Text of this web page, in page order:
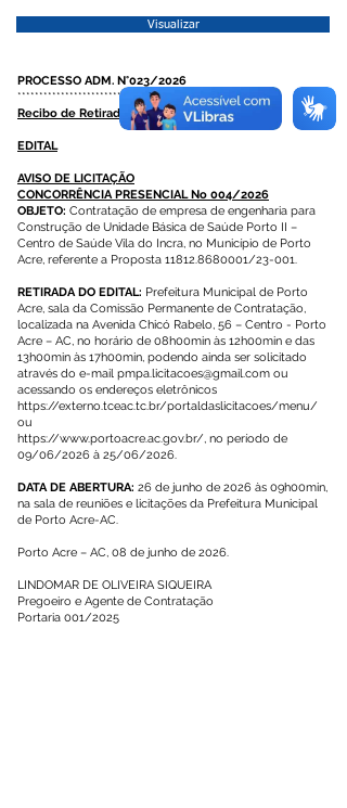
Visualizar
PROCESSO ADM. N°023/2026
*************************************************************
Recibo de Retirada do Edital
EDITAL
AVISO DE LICITAÇÃO
CONCORRÊNCIA PRESENCIAL No 004/2026
OBJETO: Contratação de empresa de engenharia para
Construção de Unidade Básica de Saúde Porto II –
Centro de Saúde Vila do Incra, no Município de Porto
Acre, referente a Proposta 11812.8680001/23-001.
RETIRADA DO EDITAL: Prefeitura Municipal de Porto
Acre, sala da Comissão Permanente de Contratação,
localizada na Avenida Chicó Rabelo, 56 – Centro - Porto
Acre – AC, no horário de 08h00min às 12h00min e das
13h00min às 17h00min, podendo ainda ser solicitado
através do e-mail pmpa.licitacoes@gmail.com ou
acessando os endereços eletrônicos
https://externo.tceac.tc.br/portaldaslicitacoes/menu/
ou
https://www.portoacre.ac.gov.br/, no período de
09/06/2026 à 25/06/2026.
DATA DE ABERTURA: 26 de junho de 2026 às 09h00min,
na sala de reuniões e licitações da Prefeitura Municipal
de Porto Acre-AC.
Porto Acre – AC, 08 de junho de 2026.
LINDOMAR DE OLIVEIRA SIQUEIRA
Pregoeiro e Agente de Contratação
Portaria 001/2025